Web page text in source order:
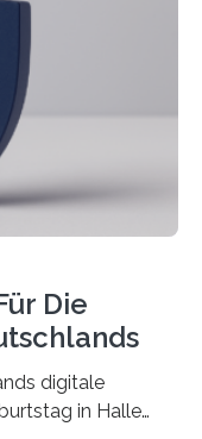
also mit Robotern,
erfassen,
auch mit…
Die
digitale
in Halle